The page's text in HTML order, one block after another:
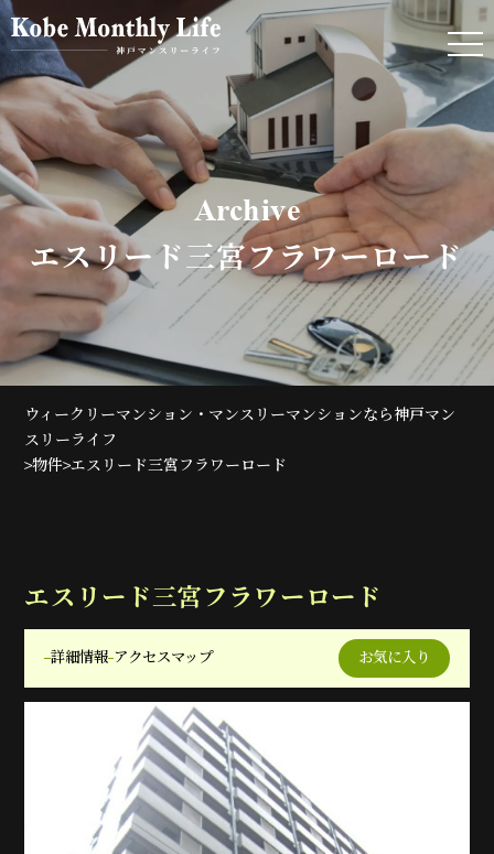
Archive
エスリード三宮フラワーロード
ウィークリーマンション・マンスリーマンションなら神戸マン
スリーライフ
>物件>エスリード三宮フラワーロード
エスリード三宮フラワーロード
詳細情報 アクセスマップ お気に入り